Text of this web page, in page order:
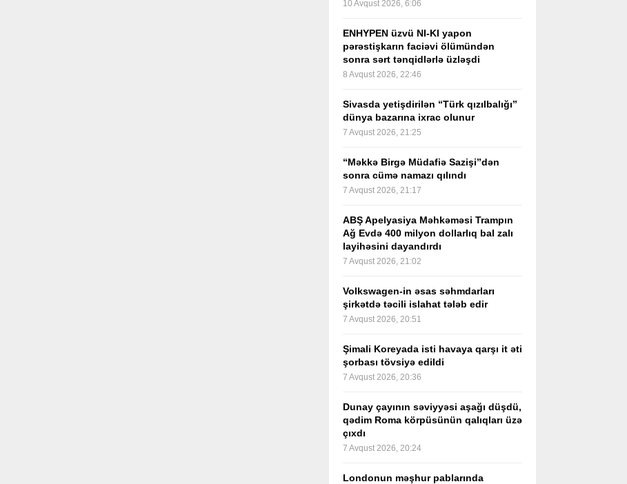
10 Avqust 2026, 6:06
ENHYPEN üzvü NI-KI yapon
pərəstişkarın faciəvi ölümündən
sonra sərt tənqidlərlə üzləşdi
8 Avqust 2026, 22:46
Sivasda yetişdirilən “Türk qızılbalığı”
dünya bazarına ixrac olunur
7 Avqust 2026, 21:25
“Məkkə Birgə Müdafiə Sazişi”dən
sonra cümə namazı qılındı
7 Avqust 2026, 21:17
ABŞ Apelyasiya Məhkəməsi Trampın
Ağ Evdə 400 milyon dollarlıq bal zalı
layihəsini dayandırdı
7 Avqust 2026, 21:02
Volkswagen-in əsas səhmdarları
şirkətdə təcili islahat tələb edir
7 Avqust 2026, 20:51
Şimali Koreyada isti havaya qarşı it əti
şorbası tövsiyə edildi
7 Avqust 2026, 20:36
Dunay çayının səviyyəsi aşağı düşdü,
qədim Roma körpüsünün qalıqları üzə
çıxdı
7 Avqust 2026, 20:24
Londonun məşhur pablarında